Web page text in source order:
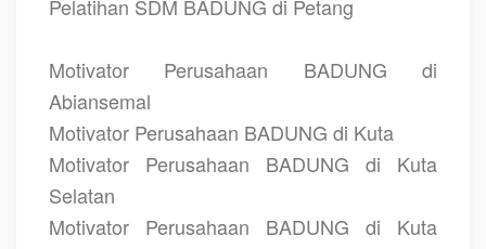
Pelatihan SDM BADUNG di Petang
Motivator Perusahaan BADUNG di
Abiansemal
Motivator Perusahaan BADUNG di Kuta
Motivator Perusahaan BADUNG di Kuta
Selatan
Motivator Perusahaan BADUNG di Kuta